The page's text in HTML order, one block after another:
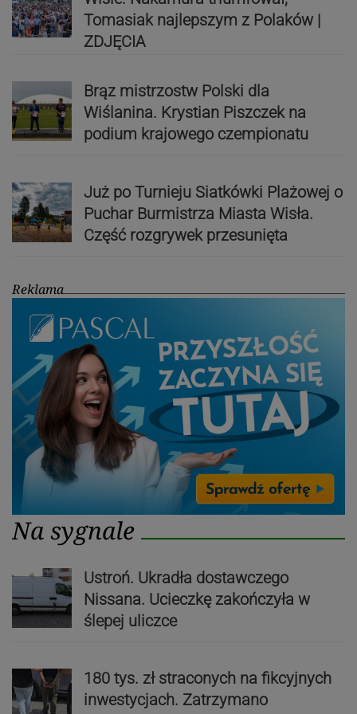
Tomasiak najlepszym z Polaków |
ZDJĘCIA
Brąz mistrzostw Polski dla
Wiślanina. Krystian Piszczek na
podium krajowego czempionatu
Już po Turnieju Siatkówki Plażowej o
Puchar Burmistrza Miasta Wisła.
Część rozgrywek przesunięta
Reklama
Na sygnale
Ustroń. Ukradła dostawczego
Nissana. Ucieczkę zakończyła w
ślepej uliczce
180 tys. zł straconych na fikcyjnych
inwestycjach. Zatrzymano